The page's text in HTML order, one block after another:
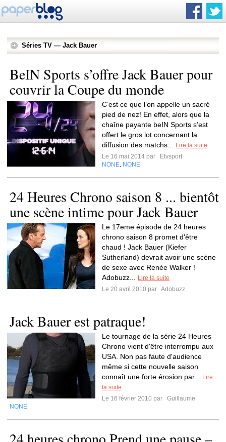
Séries TV — Jack Bauer
BeIN Sports s’offre Jack Bauer pour
couvrir la Coupe du monde
C’est ce que l’on appelle un sacré
pied de nez! En effet, alors que la
chaîne payante beIN Sports s’est
offert le gros lot concernant la
diffusion des matchs...
Lire la suite
Le 16 mai 2014 par
Etvsport
NONE NONE
24 Heures Chrono saison 8 ... bientôt
une scène intime pour Jack Bauer
Le 17eme épisode de 24 heures
chrono saison 8 promet d'être
chaud ! Jack Bauer (Kiefer
Sutherland) devrait avoir une scène
de sexe avec Renée Walker !
Adobuzz...
Lire la suite
Le 20 avril 2010 par Adobuzz
Jack Bauer est patraque!
Le tournage de la série 24 Heures
Chrono vient d'être interrompu aux
USA. Non pas faute d'audience
même si cette nouvelle saison
connaît une forte érosion par...
Lire
la suite
Le 16 février 2010 par
Guillaume
NONE